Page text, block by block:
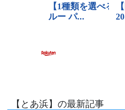
【とあ浜】の最新記事